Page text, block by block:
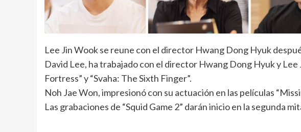
Lee Jin Wook se reune con el director Hwang Dong Hyuk
David Lee, ha trabajado con el director Hwang Dong Hyuk y Lee
Fortress” y “Svaha: The Sixth Finger”.
Noh Jae Won, impresionó con su actuación en las películas
Las grabaciones de “Squid Game 2” darán inicio en la segunda